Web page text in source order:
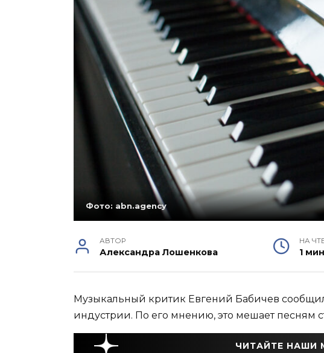
Фото: abn.agency
АВТОР
Александра Лошенкова
НА
1
Музыкальный критик Евгений Бабичев
индустрии. По его мнению, это мешает песням
ЧИТАЙТЕ НАШИ